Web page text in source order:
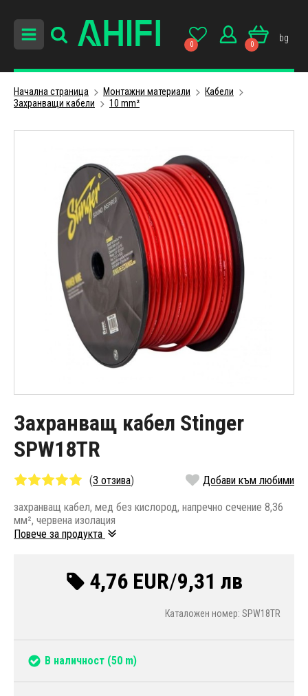
0 0
bg
Начална страница Монтажни материали
Кабели
Захранващи кабели
10 mm²
Захранващ кабел Stinger
SPW18TR
(3 отзива) Добави към любими
захранващ кабел, мед без кислород, напречно сечение 8,36
мм², червена изолация
Повече за продукта
4,76 EUR/9,31 лв
Каталожен номер: SPW18TR
В наличност (50 m)